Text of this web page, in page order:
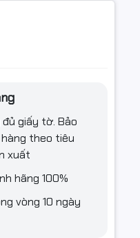
giấy tờ. Bảo
theo tiêu
xuất
hãng 100%
vòng 10 ngày